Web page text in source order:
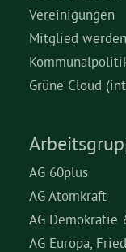
Vereinigungen
Mitglied werden
Grüne Cloud
AG 60plus
AG Atomkraft
AG Demokratie
AG Europa,